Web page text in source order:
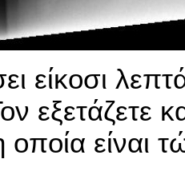
είκοσι
εξετάζετε
οποία είναι